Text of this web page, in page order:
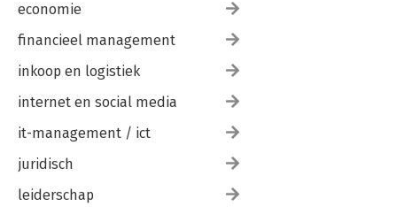
economie
financieel management
inkoop en logistiek
internet en social media
it-management / ict
juridisch
leiderschap